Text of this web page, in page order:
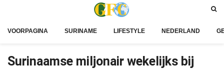
VOORPAGINA SURINAME LIFESTYLE NEDERLAND
Surinaamse miljonair wekelijks bij